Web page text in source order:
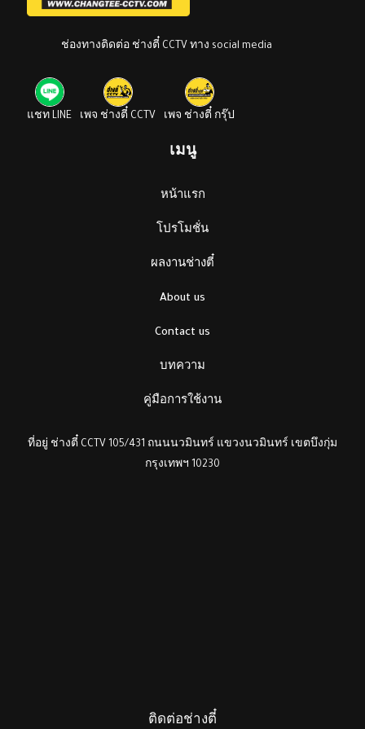
ช่องทางติดต่อ ช่างตี๋ CCTV ทาง social media
แชท LINE เพจ ช่างตี๋ CCTV เพจ ช่างตี๋ กรุ๊ป
เมนู
หน้าแรก
โปรโมชั่น
ผลงานช่างตี๋
About us
Contact us
บทความ
คู่มือการใช้งาน
ที่อยู่ ช่างตี๋ CCTV 105/431 ถนนนวมินทร์ แขวงนวมินทร์ เขตบึงกุ่ม
กรุงเทพฯ 10230
ติดต่อช่างตี๋